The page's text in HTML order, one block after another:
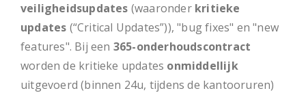
veiligheidsupdates (waaronder kritieke
updates (“Critical Updates”)), "bug fixes" en "new
features". Bij een 365-onderhoudscontract
worden de kritieke updates onmiddellijk
uitgevoerd (binnen 24u, tijdens de kantooruren)